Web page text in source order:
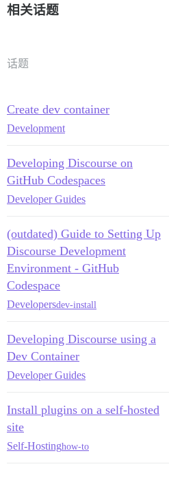
相关话题
话题
Create dev container
Development
Developing Discourse on
GitHub Codespaces
Developer Guides
(outdated) Guide to Setting Up
Discourse Development
Environment - GitHub
Codespace
Developersdev-install
Developing Discourse using a
Dev Container
Developer Guides
Install plugins on a self-hosted
site
Self-Hostinghow-to